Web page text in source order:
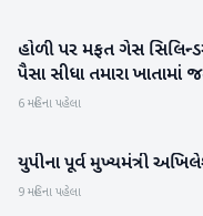
બિઝનેસ
હોળી પર મફત ગેસ
પૈસા સીધા તમારા ખાતામાં
6 મહિના પહેલા
રાજકારણ
યુપીના પૂર્વ મુખ્યમંત્રી
9 મહિના પહેલા